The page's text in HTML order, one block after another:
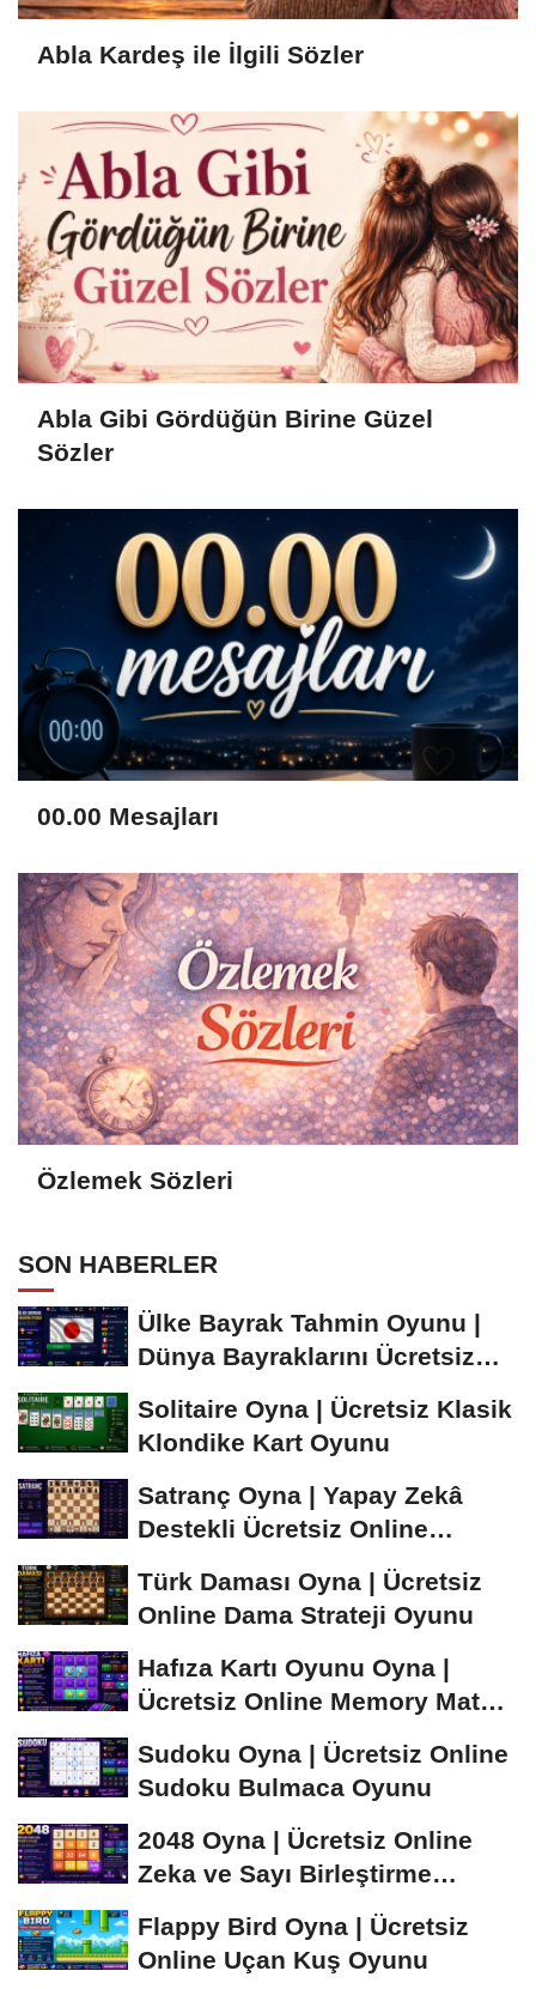
Abla Kardeş ile İlgili Sözler
Abla Gibi Gördüğün Birine Güzel
Sözler
00.00 Mesajları
Özlemek Sözleri
SON HABERLER
Ülke Bayrak Tahmin Oyunu |
Dünya Bayraklarını Ücretsiz
Solitaire Oyna | Ücretsiz Klasik
Klondike Kart Oyunu
Satranç Oyna | Yapay Zekâ
Destekli Ücretsiz Online
Türk Daması Oyna | Ücretsiz
Online Dama Strateji Oyunu
Hafıza Kartı Oyunu Oyna |
Ücretsiz Online Memory Match
Sudoku Oyna | Ücretsiz Online
Sudoku Bulmaca Oyunu
2048 Oyna | Ücretsiz Online
Zeka ve Sayı Birleştirme
Flappy Bird Oyna | Ücretsiz
Online Uçan Kuş Oyunu